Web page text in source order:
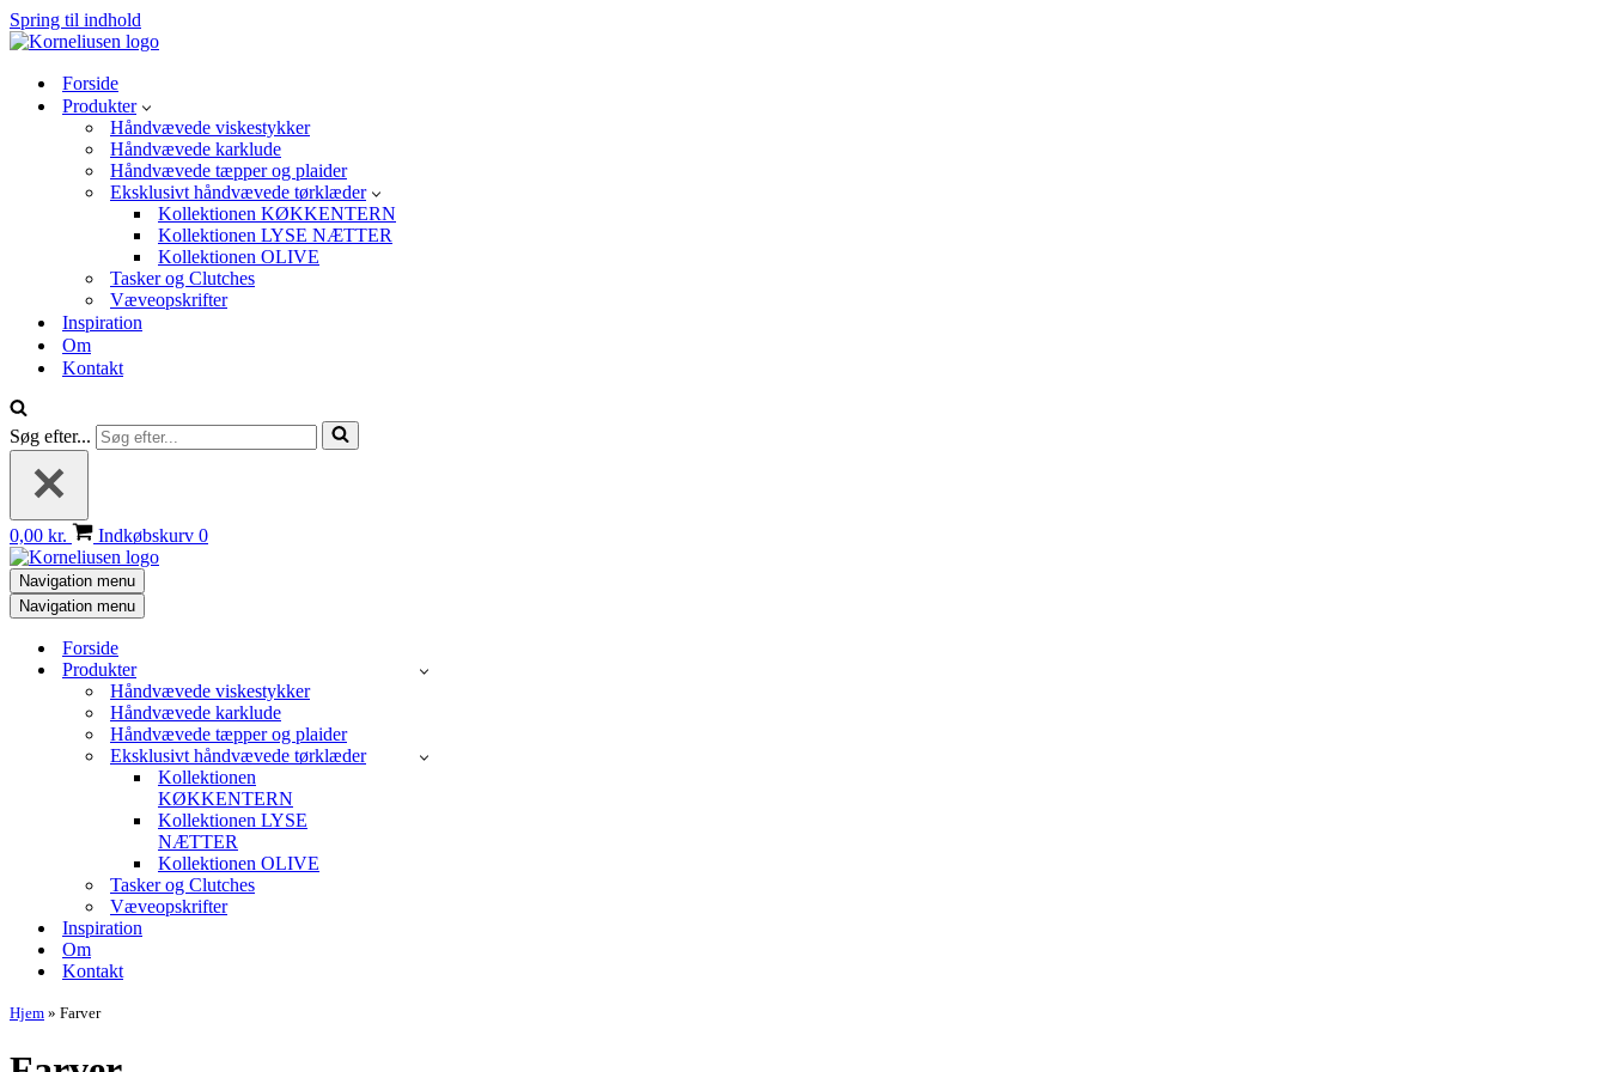
Spring til indhold
Forside
Produkter
Håndvævede viskestykker
Håndvævede karklude
Håndvævede tæpper og plaider
Eksklusivt håndvævede tørklæder
Kollektionen KØKKENTERN
Kollektionen LYSE NÆTTER
Kollektionen OLIVE
Tasker og Clutches
Væveopskrifter
Inspiration
Om
Kontakt
Søg efter...
0,00 kr. Indkøbskurv 0
Navigation menu
Navigation menu
Forside
Produkter
Håndvævede viskestykker
Håndvævede karklude
Håndvævede tæpper og plaider
Eksklusivt håndvævede tørklæder
Kollektionen
KØKKENTERN
Kollektionen LYSE
NÆTTER
Kollektionen OLIVE
Tasker og Clutches
Væveopskrifter
Inspiration
Om
Kontakt
Hjem » Farver